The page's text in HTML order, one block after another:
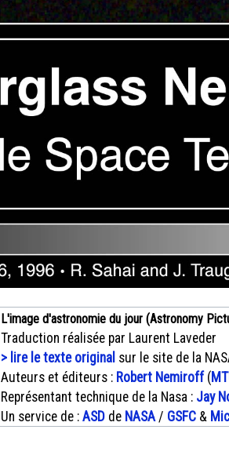
L'image d'astronomie du jour (Astronomy
Traduction réalisée par Laurent Laveder
> lire le texte original sur le site de la
Auteurs et éditeurs : Robert Nemiroff(
Représentant technique de la Nasa : Jay
Un service de : ASD de NASA/ GSFC &